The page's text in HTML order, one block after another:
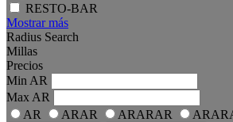
RESTO-BAR
Mostrar más
Radius Search
Millas
Precios
Min AR
Max AR
AR
ARAR ARARAR